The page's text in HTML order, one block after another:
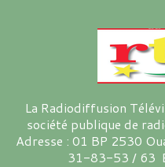
La Radiodiffusion
société publique de
Adresse : 01 BP 2530
31-83-53 / 63